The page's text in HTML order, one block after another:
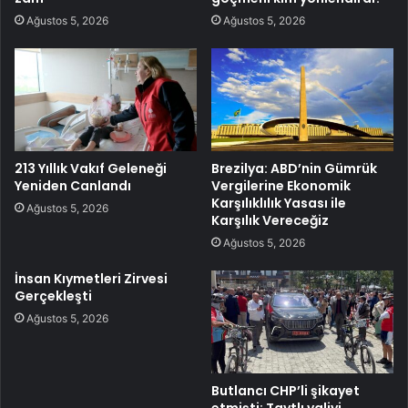
Ağustos 5, 2026 Ağustos 5, 2026
213 Yıllık Vakıf Geleneği
Yeniden Canlandı
Ağustos 5, 2026
Brezilya: ABD’nin Gümrük
Vergilerine Ekonomik
Karşılıklılık Yasası ile
Karşılık Vereceğiz
Ağustos 5, 2026
İnsan Kıymetleri Zirvesi
Gerçekleşti
Ağustos 5, 2026
Butlancı CHP’li şikayet